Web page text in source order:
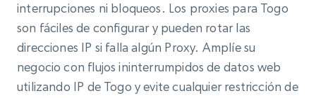
interrupciones ni bloqueos. Los proxies para Togo
son fáciles de configurar y pueden rotar las
direcciones IP si falla algún Proxy. Amplíe su
negocio con flujos ininterrumpidos de datos web
utilizando IP de Togo y evite cualquier restricción de